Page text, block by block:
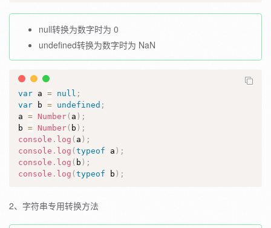
null转换为数字时为 0
undefined转换为数字时为 NaN
var a = null ;
var b = undefined ;
a = Number( a ) ;
b = Number( b ) ;
console . log ( a ) ;
console . log ( typeof a ) ;
console . log ( b ) ;
console . log ( typeof b ) ;
2、字符串专用转换方法